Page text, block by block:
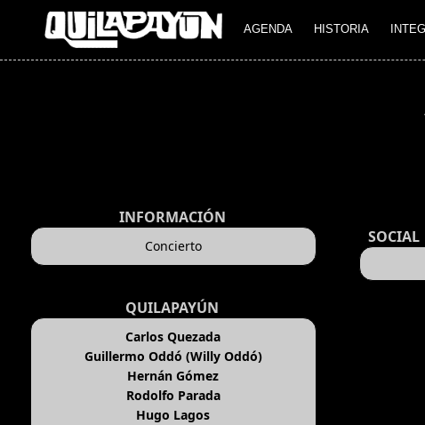
AGENDA HISTORIA
INFORMACIÓN
Concierto
QUILAPAYÚN
Carlos Quezada
Guillermo Oddó (Willy Oddó)
Hernán Gómez
Rodolfo Parada
Hugo Lagos
SOCIAL